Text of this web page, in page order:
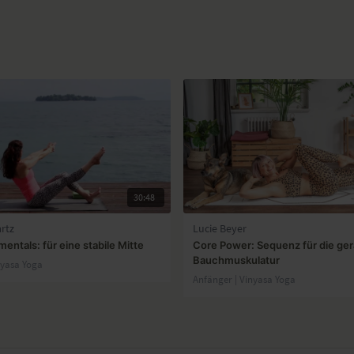
30:48
für eine stabile Mitte
Yoga
Lucie Beyer
Core Power: Sequenz für die
Bauchmuskulatur
Anfänger | Vinyasa Yoga